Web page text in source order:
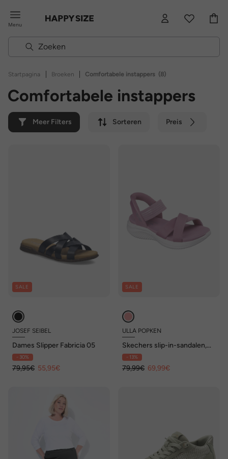
Menu
Startpagina | Broeken | Comfortabele instappers (8)
Comfortabele instappers
Meer Filters Sorteren Preis
SALE
JOSEF SEIBEL
Dames Slipper Fabricia 05
- 30%
79,95€ 55,95€
SALE
ULLA POPKEN
Skechers slip-in-sandalen,
vegan, licht, comfortabele
wijdte
- 13%
79,99€ 69,99€